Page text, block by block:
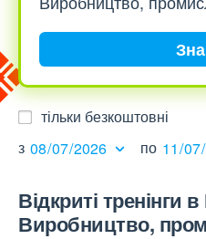
тільки безкоштовні
з
по
Відкриті тренінги
Виробництво,